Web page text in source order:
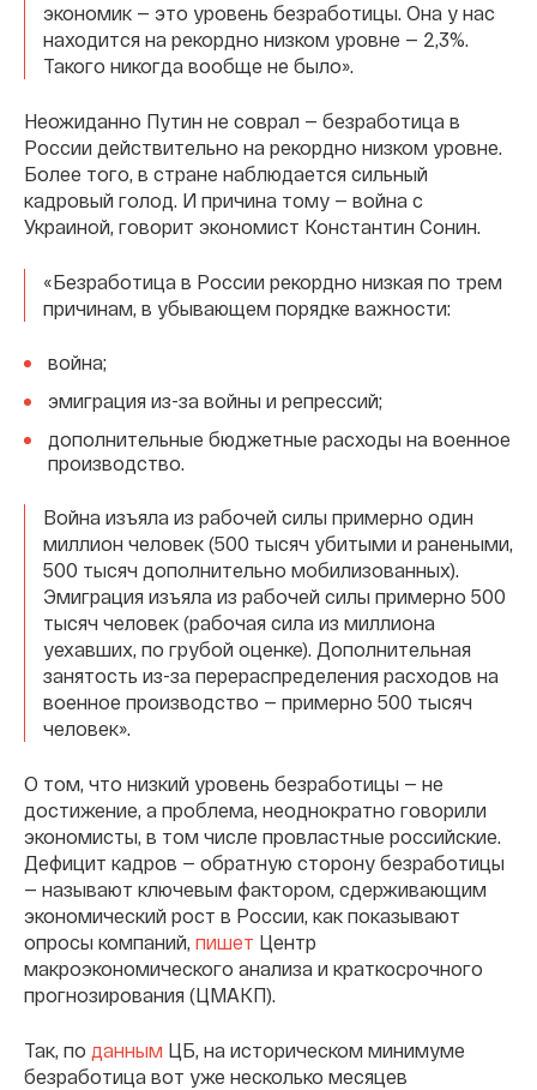
экономик — это уровень безработицы. Она у нас
находится на рекордно низком уровне — 2,3%.
Такого никогда вообще не было».
Неожиданно Путин не соврал — безработица в
России действительно на рекордно низком уровне.
Более того, в стране наблюдается сильный
кадровый голод. И причина тому — война с
Украиной, говорит экономист Константин Сонин.
«Безработица в России рекордно низкая по трем
причинам, в убывающем порядке важности:
война;
эмиграция из-за войны и репрессий;
дополнительные бюджетные расходы на военное
производство.
Война изъяла из рабочей силы примерно один
миллион человек (500 тысяч убитыми и ранеными,
500 тысяч дополнительно мобилизованных).
Эмиграция изъяла из рабочей силы примерно 500
тысяч человек (рабочая сила из миллиона
уехавших, по грубой оценке). Дополнительная
занятость из-за перераспределения расходов на
военное производство — примерно 500 тысяч
человек».
О том, что низкий уровень безработицы — не
достижение, а проблема, неоднократно говорили
экономисты, в том числе провластные российские.
Дефицит кадров — обратную сторону безработицы
— называют ключевым фактором, сдерживающим
экономический рост в России, как показывают
опросы компаний, пишет Центр
макроэкономического анализа и краткосрочного
прогнозирования (ЦМАКП).
Так, по данным ЦБ, на историческом минимуме
безработица вот уже несколько месяцев